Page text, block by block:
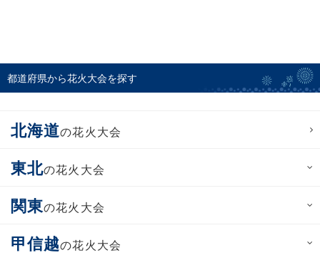
都道府県から花火大会を探す
北海道の花火大会
東北の花火大会
関東の花火大会
甲信越の花火大会